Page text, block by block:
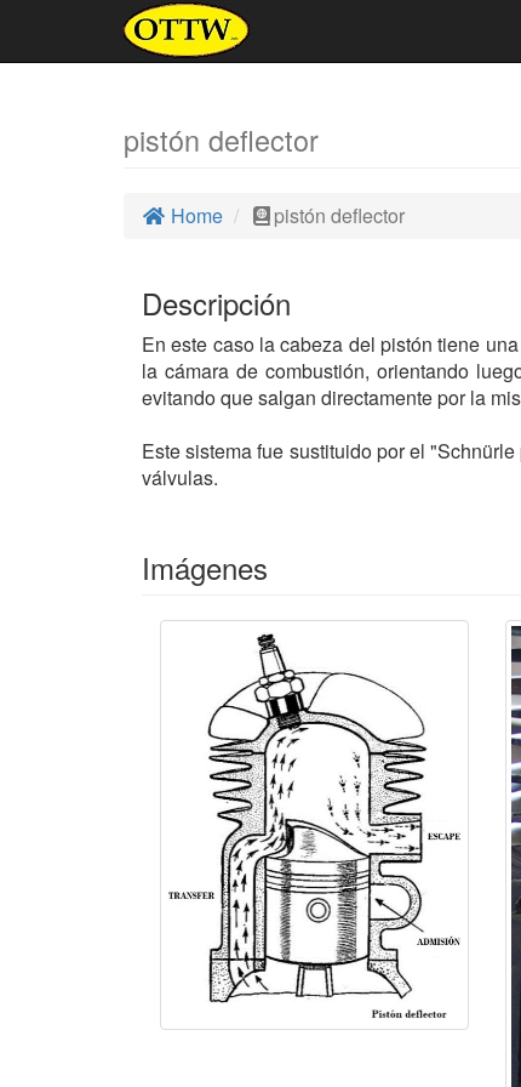
pistón deflector
Home pistón deflector
Descripción
En este caso la cabeza del pistón tiene
la cámara de combustión, orientando
evitando que salgan directamente por la
Este sistema fue sustituido por el
válvulas.
Imágenes